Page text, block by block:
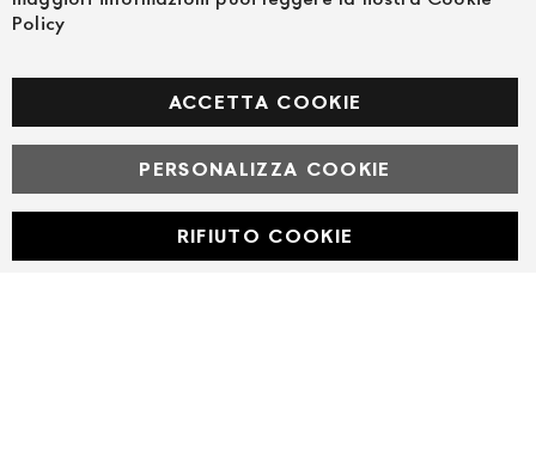
Facebook
© Powered by MAV Arreda s.r.l. | P.IVA IT05919160969
Corso Lodi, 2 | Milano - pec mavarreda@pec.it
Policy
ACCETTA COOKIE
PERSONALIZZA COOKIE
RIFIUTO COOKIE